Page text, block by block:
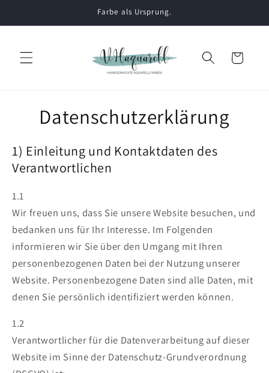
Inhalt
Farbe als Ursprung.
Warenkorb
Datenschutzerklärung
1) Einleitung und Kontaktdaten des
Verantwortlichen
1.1
Wir freuen uns, dass Sie unsere Website besuchen, und
bedanken uns für Ihr Interesse. Im Folgenden
informieren wir Sie über den Umgang mit Ihren
personenbezogenen Daten bei der Nutzung unserer
Website. Personenbezogene Daten sind alle Daten, mit
denen Sie persönlich identifiziert werden können.
1.2
Verantwortlicher für die Datenverarbeitung auf dieser
Website im Sinne der Datenschutz-Grundverordnung